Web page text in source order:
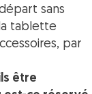
sans
tablette
par
être